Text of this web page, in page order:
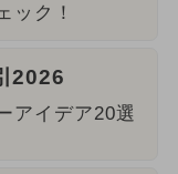
ック！
2026
アイデア20選